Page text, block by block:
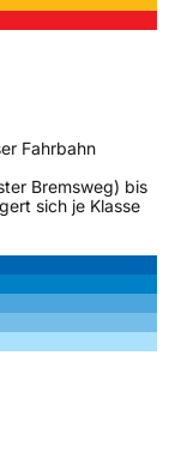
Fahrbahn
Bremsweg) bis
sich je Klasse